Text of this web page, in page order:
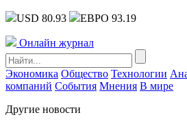
USD 80.93 ЕВРО 93.19
Онлайн журнал
Экономика Общество Технологии
компаний События Мнения В мире
Другие новости